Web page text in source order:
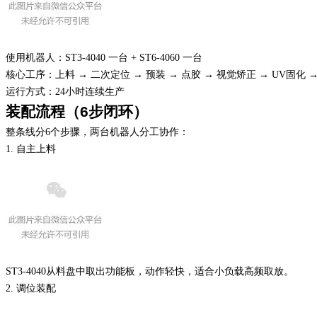
使用机器人： ST3-4040 一台 + ST6-4060 一台
核心工序：上料 → 二次定位 → 预装 → 点胶 → 视觉矫正 → UV固化
运行方式： 24小时连续生产
装配流程（6步闭环）
整条线分6个步骤，两台机器人分工协作：
1. 自主上料
ST3-4040从料盘中取出功能板，动作轻快，适合小负载高频取放。
2. 调位装配